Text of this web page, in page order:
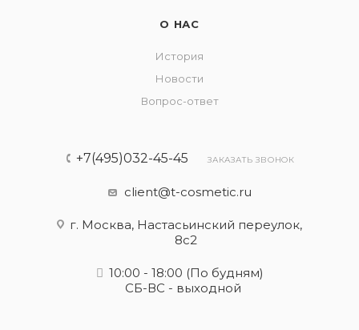
О НАС
История
Новости
Вопрос-ответ
+7(495)032-45-45 ЗАКАЗАТЬ ЗВОНОК
client@t-cosmetic.ru
г. Москва, Настасьинский переулок,
8с2
10:00 - 18:00 (По будням)
СБ-ВС - выходной